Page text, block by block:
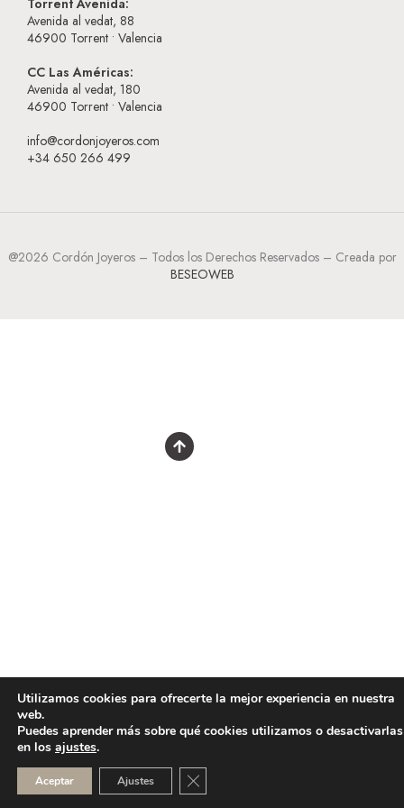
Avenida al vedat, 88
46900 Torrent • Valencia
CC Las Américas:
Avenida al vedat, 180
46900 Torrent • Valencia
info@cordonjoyeros.com
+34 650 266 499
@2026 Cordón Joyeros – Todos los Derechos Reservados – Creada por
BESEOWEB
Utilizamos cookies para ofrecerte la mejor experiencia en nuestra
web.
Puedes aprender más sobre qué cookies utilizamos o desactivarlas
en los ajustes.
Aceptar Ajustes CERRAR EL BANNER DE